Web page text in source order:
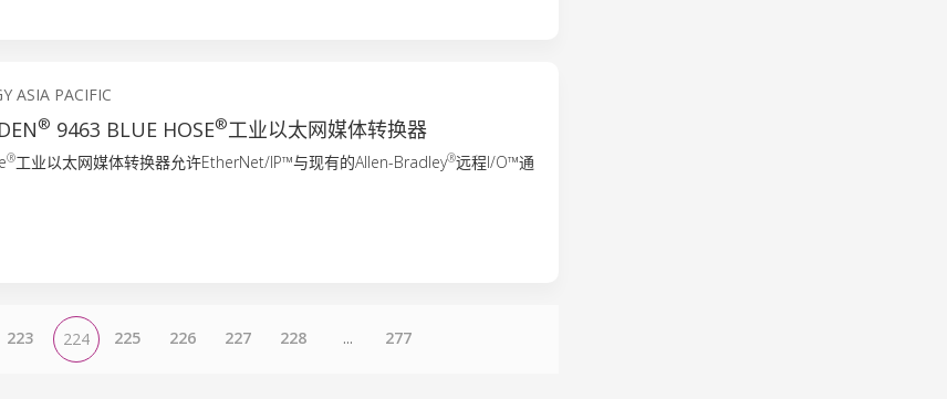
ASIA PACIFIC
® 9463 BLUE HOSE®工业以太网媒体转换器
®工业以太网媒体转换器允许EtherNet/IP™与现有的Allen-Bradley®远程I/O™通
223 224 225 226 227 228 ... 277